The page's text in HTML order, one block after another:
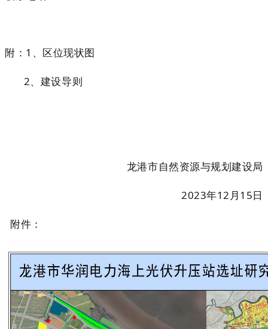
附：1、区位现状图
2、建设导则
龙港市自然资源与规划建设局
2023年12月15日
附件：